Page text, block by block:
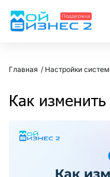
Главная Настройки
Как